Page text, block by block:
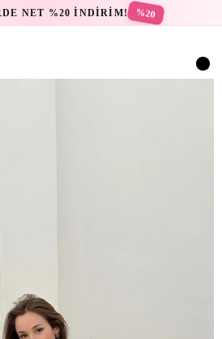
NET %20 İNDİRİM! %20